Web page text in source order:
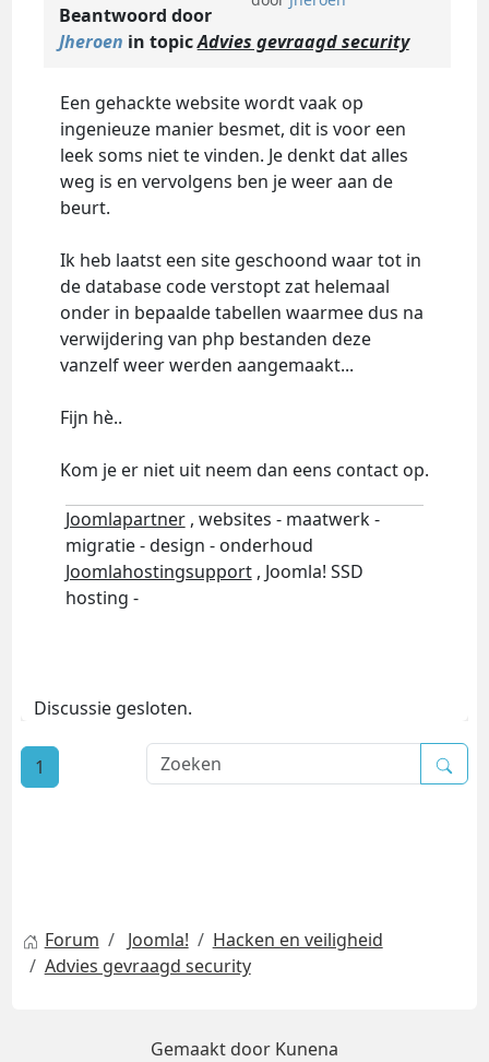
Beantwoord door
Jheroen in topicAdvies gevraagd security
Een gehackte website wordt vaak op
ingenieuze manier besmet, dit is voor een
leek soms niet te vinden. Je denkt dat alles
weg is en vervolgens ben je weer aan de
beurt.
Ik heb laatst een site geschoond waar tot in
de database code verstopt zat helemaal
onder in bepaalde tabellen waarmee dus na
verwijdering van php bestanden deze
vanzelf weer werden aangemaakt...
Fijn hè..
Kom je er niet uit neem dan eens contact op.
Joomlapartner, websites - maatwerk -
migratie - design - onderhoud
Joomlahostingsupport, Joomla! SSD
hosting -
Discussie gesloten.
1
Forum Joomla!
Hacken en veiligheid
Advies gevraagd security
Gemaakt door Kunena